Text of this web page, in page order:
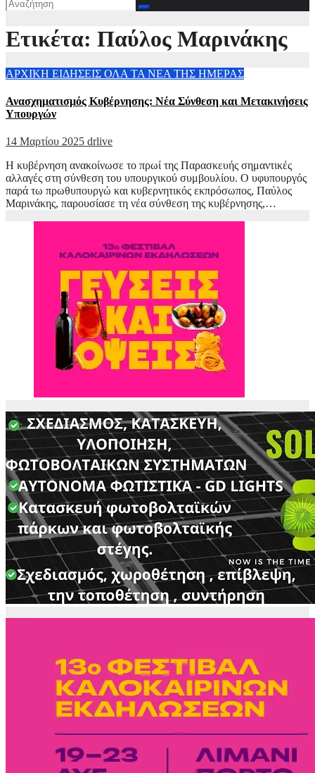
Ετικέτα: Παύλος Μαρινάκης
ΑΡΧΙΚΗ ΕΙΔΗΣΕΙΣ ΟΛΑ ΤΑ ΝΕΑ ΤΗΣ ΗΜΕΡΑΣ
Ανασχηματισμός Κυβέρνησης: Νέα Σύνθεση και Μετακινήσεις
Υπουργών
14 Μαρτίου 2025 drlive
Η κυβέρνηση ανακοίνωσε το πρωί της Παρασκευής σημαντικές
αλλαγές στη σύνθεση του υπουργικού συμβουλίου. Ο υφυπουργός
παρά τω πρωθυπουργώ και κυβερνητικός εκπρόσωπος, Παύλος
Μαρινάκης, παρουσίασε τη νέα σύνθεση της κυβέρνησης,…